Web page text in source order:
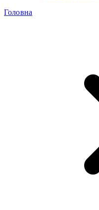
Головна